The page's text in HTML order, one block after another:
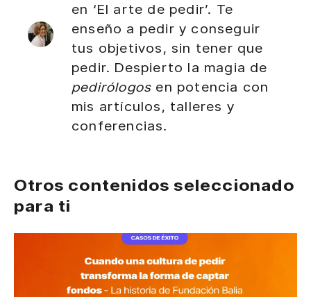
en ‘El arte de pedir’. Te
enseño a pedir y conseguir
tus objetivos, sin tener que
pedir. Despierto la magia de
pedirólogos en potencia con
mis artículos, talleres y
conferencias.
Otros contenidos seleccionado
para ti